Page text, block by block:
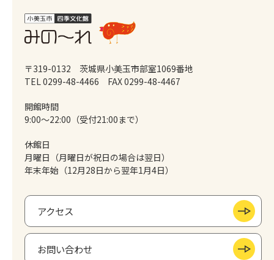
〒319-0132 茨城県小美玉市部室1069番地
TEL 0299-48-4466
FAX 0299-48-4467
開館時間
9:00～22:00（受付21:00まで）
休館日
月曜日（月曜日が祝日の場合は翌日）
年末年始（12月28日から翌年1月4日）
アクセス
お問い合わせ